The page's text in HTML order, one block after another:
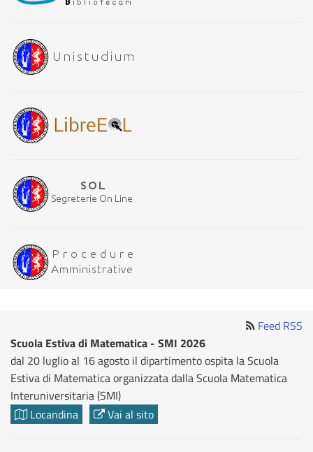
Feed RSS
Scuola Estiva di Matematica - SMI 2026
dal 20 luglio al 16 agosto il dipartimento ospita la Scuola
Estiva di Matematica organizzata dalla Scuola Matematica
Interuniversitaria (SMI)
Locandina
Vai al sito